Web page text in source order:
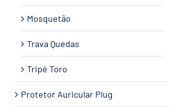
Mosquetão
Trava Quedas
Tripé Toro
Protetor Auricular Plug